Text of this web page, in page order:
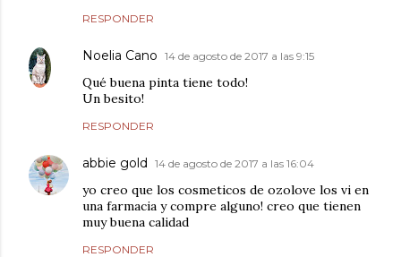
RESPONDER
Noelia Cano 14 de agosto de 2017 a las 9:15
Qué buena pinta tiene todo!
Un besito!
RESPONDER
abbie gold 14 de agosto de 2017 a las 16:04
yo creo que los cosmeticos de ozolove los vi en
una farmacia y compre alguno! creo que tienen
muy buena calidad
RESPONDER